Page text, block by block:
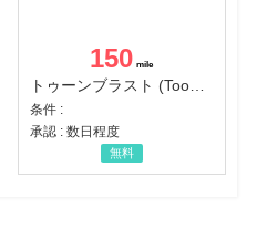
150
条件 :
承認 : 数日程度
無料